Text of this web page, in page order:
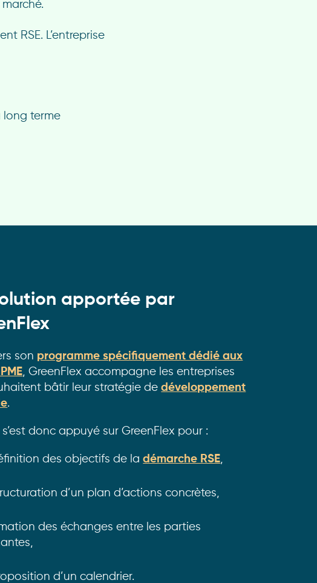
RSE. L’entreprise
long terme
apportée par
son programme spécifiquement dédié aux
, GreenFlex accompagne les entreprises
bâtir leur stratégie dedéveloppement
.
s’est donc appuyé sur GreenFlex pour :
des objectifs de ladémarche RSE
d’un plan d’actions concrètes,
des échanges entre les parties
d’un calendrier.